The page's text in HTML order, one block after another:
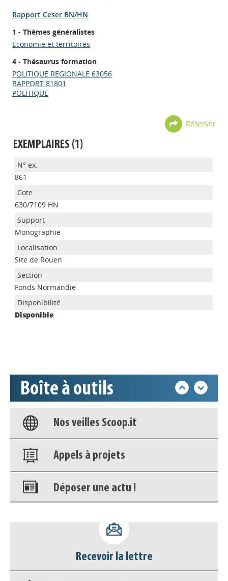
Rapport Ceser BN/HN
1 - Thèmes généralistes
Economie et territoires
4 - Thésaurus formation
POLITIQUE REGIONALE 63056
RAPPORT 81801
POLITIQUE
Réserver
EXEMPLAIRES (1)
861
630/7109 HN
Monographie
Site de Rouen
Fonds Normandie
Disponible
Boîte à outils
Appels à projets
Base documentaire
Nos veilles Scoop.it
Appels à projets
Déposer une actu !
déconnecter)
Base documentaire
Recevoir la lettre